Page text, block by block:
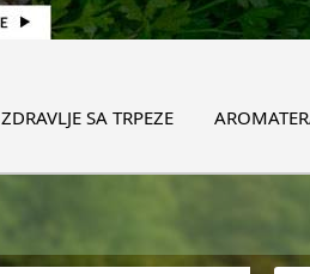
ZDRAVLJE SA TRPEZE